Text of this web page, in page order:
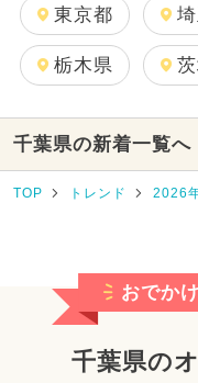
東京都
栃木県
千葉県の新着一覧へ
TOP トレンド 2026
おでか
千葉県の